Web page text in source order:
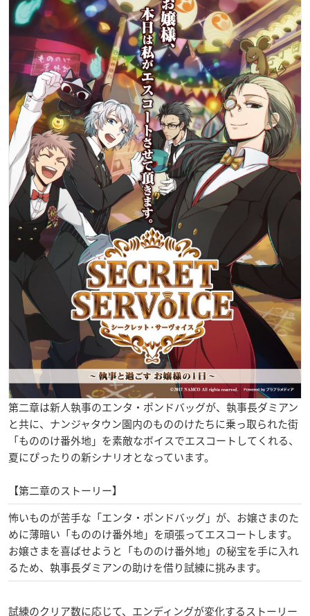
第二章は新人執事のエンタ・ポンドバッグが、執事長ダミアン
と共に、ナンジャタウン園内のもののけたちに乗っ取られた街
「もののけ番外地」を素敵なボイスでエスコートしてくれる、
夏にぴったりの新シナリオとなっています。
【第二章のストーリー】
怖いものが苦手な「エンタ・ポンドバッグ」が、お嬢さまのた
めに薄暗い「もののけ番外地」を頑張ってエスコートします。
お嬢さまを喜ばせようと「もののけ番外地」の秘宝を手に入れ
るため、執事長ダミアンの助けを借り試練に挑みます。
試練のクリア数に応じて、エンディングが変化するストーリー